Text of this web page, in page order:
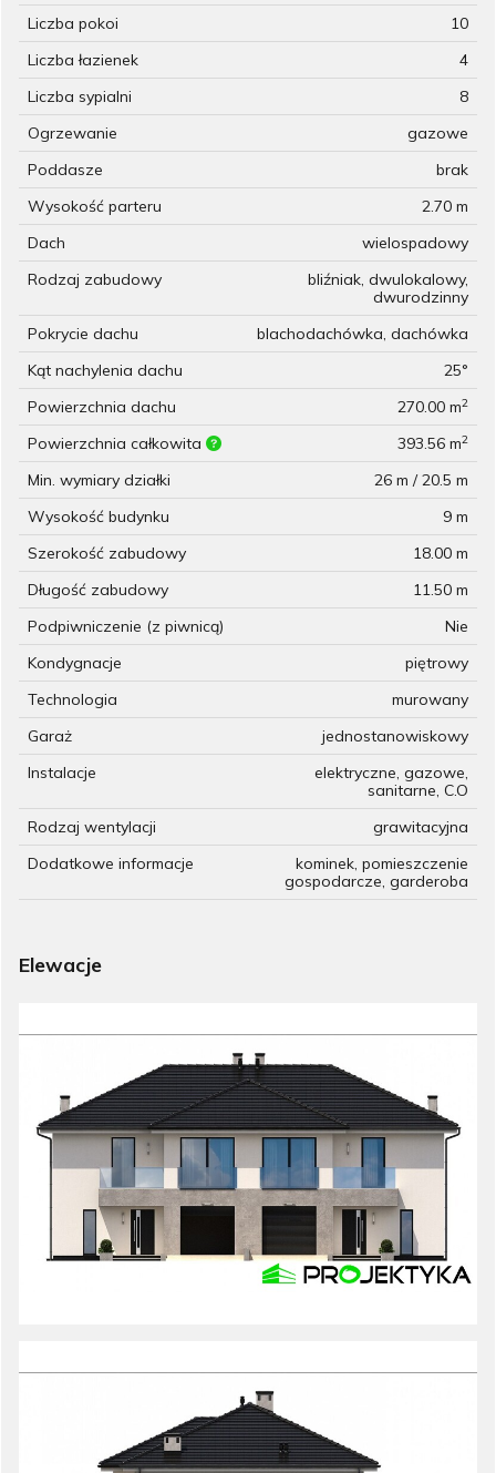
Liczba pokoi
10
Liczba łazienek
4
Liczba sypialni
8
Ogrzewanie
gazowe
Poddasze
brak
Wysokość parteru
2.70 m
Dach
wielospadowy
Rodzaj zabudowy
bliźniak, dwulokalowy,
dwurodzinny
Pokrycie dachu
blachodachówka, dachówka
Kąt nachylenia dachu
25°
Powierzchnia dachu
270.00 m2
Powierzchnia całkowita 393.56 m2
Min. wymiary działki
26 m / 20.5 m
Wysokość budynku
9 m
Szerokość zabudowy
18.00 m
Długość zabudowy
11.50 m
Podpiwniczenie (z piwnicą)
Nie
Kondygnacje
piętrowy
Technologia
murowany
Garaż
jednostanowiskowy
Instalacje
elektryczne, gazowe,
sanitarne, C.O
Rodzaj wentylacji
grawitacyjna
Dodatkowe informacje
kominek, pomieszczenie
gospodarcze, garderoba
Elewacje